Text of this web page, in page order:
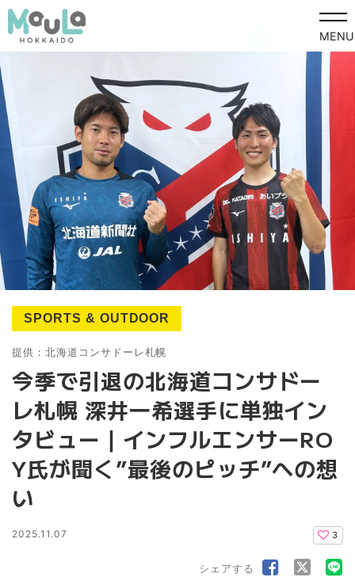
MENU
SPORTS & OUTDOOR
提供：北海道コンサドーレ札幌
今季で引退の北海道コンサドー
レ札幌 深井一希選手に単独イン
タビュー｜インフルエンサーRO
Y氏が聞く”最後のピッチ”への想
い
2025.11.07 3
シェアする